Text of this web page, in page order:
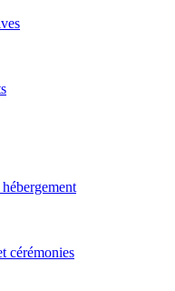
cérémonies